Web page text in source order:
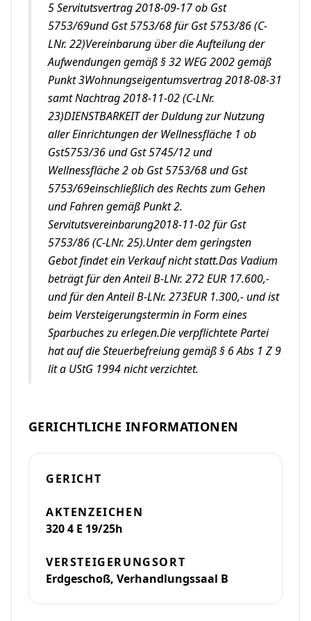
5 Servitutsvertrag 2018-09-17 ob Gst
5753/69und Gst 5753/68 für Gst 5753/86 (C-
LNr. 22)Vereinbarung über die Aufteilung der
Aufwendungen gemäß § 32 WEG 2002 gemäß
Punkt 3Wohnungseigentumsvertrag 2018-08-31
samt Nachtrag 2018-11-02 (C-LNr.
23)DIENSTBARKEIT der Duldung zur Nutzung
aller Einrichtungen der Wellnessfläche 1 ob
Gst5753/36 und Gst 5745/12 und
Wellnessfläche 2 ob Gst 5753/68 und Gst
5753/69einschließlich des Rechts zum Gehen
und Fahren gemäß Punkt 2.
Servitutsvereinbarung2018-11-02 für Gst
5753/86 (C-LNr. 25).Unter dem geringsten
Gebot findet ein Verkauf nicht statt.Das Vadium
beträgt für den Anteil B-LNr. 272 EUR 17.600,-
und für den Anteil B-LNr. 273EUR 1.300,- und ist
beim Versteigerungstermin in Form eines
Sparbuches zu erlegen.Die verpflichtete Partei
hat auf die Steuerbefreiung gemäß § 6 Abs 1 Z 9
lit a UStG 1994 nicht verzichtet.
GERICHTLICHE INFORMATIONEN
GERICHT
AKTENZEICHEN
320 4 E 19/25h
VERSTEIGERUNGSORT
Erdgeschoß, Verhandlungssaal B